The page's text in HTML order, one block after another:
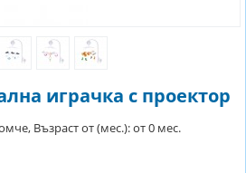
играчка с проектор
Възраст от (мес.): от 0 мес.